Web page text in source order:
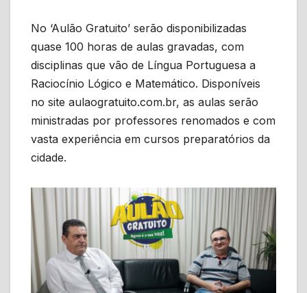
No ‘Aulão Gratuito’ serão disponibilizadas
quase 100 horas de aulas gravadas, com
disciplinas que vão de Língua Portuguesa a
Raciocínio Lógico e Matemático. Disponíveis
no site aulaogratuito.com.br, as aulas serão
ministradas por professores renomados e com
vasta experiência em cursos preparatórios da
cidade.